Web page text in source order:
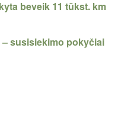
beveik 11 tūkst. km
susisiekimo pokyčiai